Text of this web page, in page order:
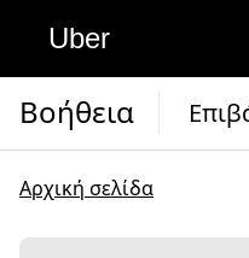
Uber
Βοήθεια
Αρχική σελίδα